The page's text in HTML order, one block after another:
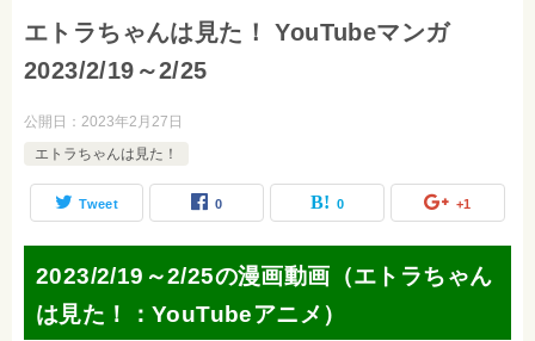
エトラちゃんは見た！ YouTubeマンガ
2023/2/19～2/25
公開日： 2023年2月27日
エトラちゃんは見た！
Tweet 0 0 +1
2023/2/19～2/25の漫画動画（エトラちゃん
は見た！：YouTubeアニメ）